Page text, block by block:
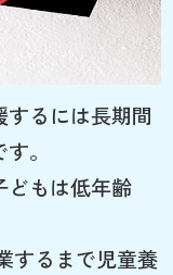
るには長期間
。
どもは低年齢
するまで児童養